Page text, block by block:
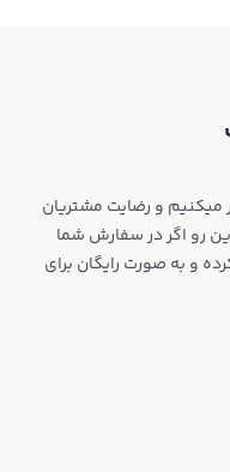
میکنیم و رضایت مشتریان
رو اگر در سفارش شما
و به صورت رایگان برای